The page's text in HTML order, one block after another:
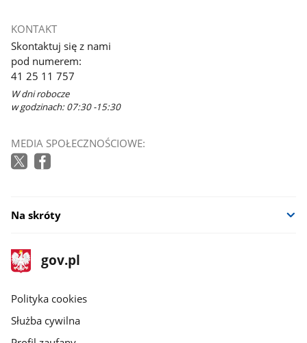
KONTAKT
Skontaktuj się z nami
pod numerem:
41 25 11 757
W dni robocze
w godzinach: 07:30 -15:30
MEDIA SPOŁECZNOŚCIOWE:
Na skróty
stopka
gov.pl
Strona
gov.pl
gov.pl
Polityka cookies
Służba cywilna